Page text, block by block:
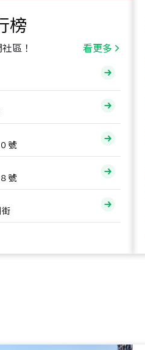
榜
區！ 看更多
號
號